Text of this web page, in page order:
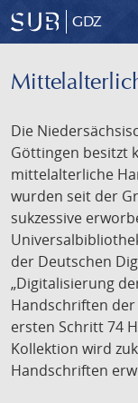
GDZ
Die
Göttingen besitzt
mittelalterliche
wurden seit der
sukzessive
der Deutschen
„Digitalisierung
Handschriften der
ersten Schritt 74
Kollektion wird
Handschriften